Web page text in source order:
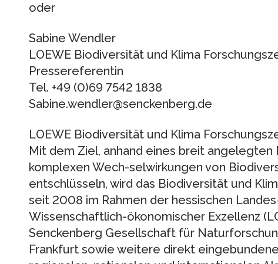
oder
Sabine Wendler
LOEWE Biodiversität und Klima
Pressereferentin
Tel. +49 (0)69 7542 1838
Sabine.wendler@senckenberg.de
LOEWE Biodiversität und Klima
Mit dem Ziel, anhand eines breit
komplexen Wech-selwirkungen von
entschlüsseln, wird das Biodiversität und
seit 2008 im Rahmen der hessischen
Wissenschaftlich-ökonomischer Exzellenz
Senckenberg Gesellschaft für
Frankfurt sowie weitere direkt